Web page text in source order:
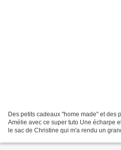
Des petits cadeaux "home made" et des
Amélie avec ce super tuto Une écharpe
le sac de Christine qui m'a rendu un